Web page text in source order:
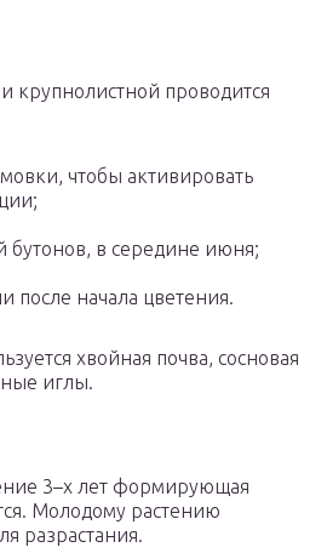
крупнолистной проводится
чтобы активировать
бутонов, в середине июня;
после начала цветения.
хвойная почва, сосновая
иглы.
3–х лет формирующая
Молодому растению
разрастания.